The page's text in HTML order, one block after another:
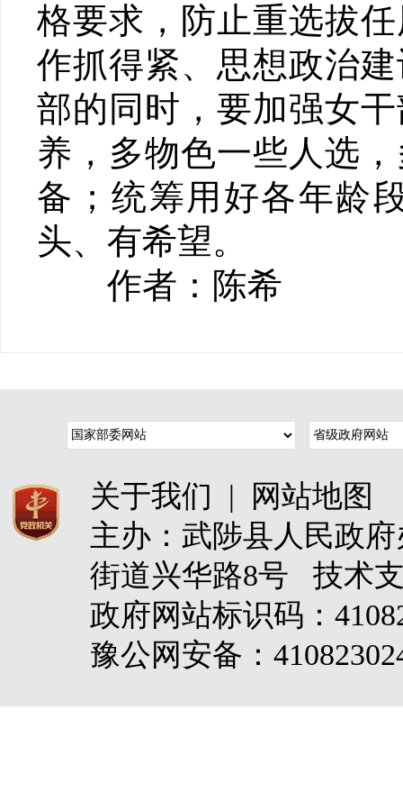
格要求，防止重选拔
作抓得紧、思想政治
部的同时，要加强女
养，多物色一些人选
备；统筹用好各年龄
头、有希望。
作者：陈希
关于我们 |
网站地图
主办：武陟县人民政
街道兴华路8号 技术
政府网站标识码：
豫公网安备：